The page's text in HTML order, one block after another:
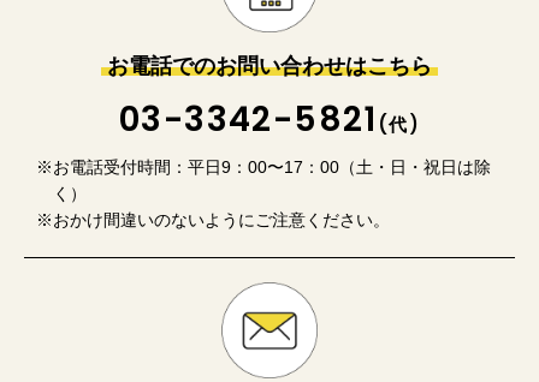
お電話でのお問い合わせはこちら
03-3342-5821 (代)
※お電話受付時間：平日9：00〜17：00（土・日・祝日は除
く）
※おかけ間違いのないようにご注意ください。